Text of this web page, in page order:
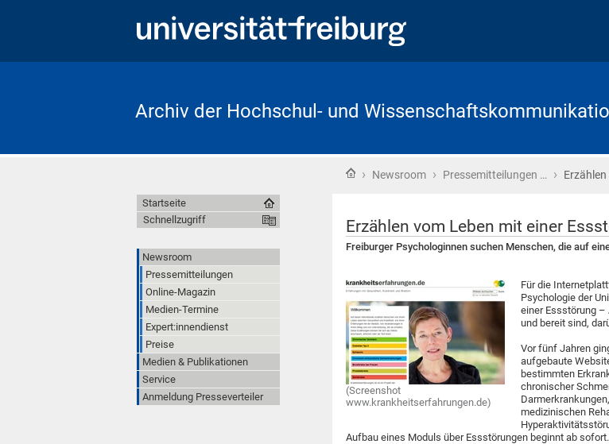
Archiv der Hochschul- und
Startseite
› Newsroom › Pressemitteilungen … ›
Erzählen vom Leben mit einer
Freiburger Psychologinnen suchen Menschen, die auf
(Screenshot
www.krankheitserfahrungen.de)
Für die
Psychologie der
einer Essstörung –
und bereit sind,
Vor fünf Jahren
aufgebaute
bestimmten
chronischer
medizinischen
Aufbau eines Moduls über Essstörungen beginnt ab sofort.
Startseite
Schnellzugriff
Newsroom
Pressemitteilungen
Online-Magazin
Medien-Termine
Expert:innendienst
Preise
Medien & Publikationen
Service
Anmeldung Presseverteiler